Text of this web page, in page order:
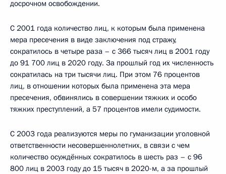
досрочном освобождении.
С 2001 года количество лиц, к которым была применена
мера пресечения в виде заключения под стражу,
сократилось в четыре раза – с 366 тысяч лиц в 2001 году
до 91 700 лиц в 2020 году. За прошлый год их численность
сократилась на три тысячи лиц. При этом 76 процентов
лиц, в отношении которых была применена эта мера
пресечения, обвинялись в совершении тяжких и особо
тяжких преступлений, а 57 процентов имели судимости.
С 2003 года реализуются меры по гуманизации уголовной
ответственности несовершеннолетних, в связи с чем
количество осуждённых сократилось в шесть раз – с 96
800 лиц в 2003 году до 15 тысяч в 2020-м, а за прошлый